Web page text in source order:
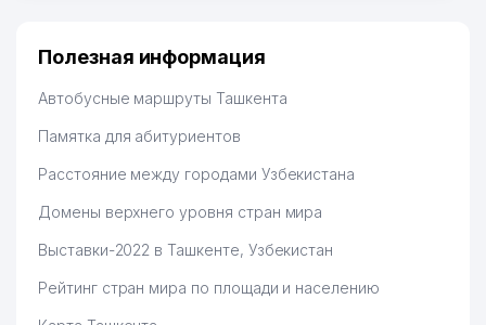
55
SHER MIRZO KOMMUNALCHI
NAZAR-PHARM ООО
60 YANGI OLMAZOR ТЧСЖ 806 м
Полезная информация
Автобусные маршруты Ташкента
Памятка для абитуриентов
Расстояние между городами Узбекистана
Домены верхнего уровня стран мира
Выставки-2022 в Ташкенте, Узбекистан
Рейтинг стран мира по площади и населению